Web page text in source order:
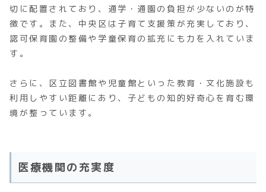
切に配置されており、通学・通園の負担が少ないのが特
徴です。また、中央区は子育て支援策が充実しており、
認可保育園の整備や学童保育の拡充にも力を入れていま
す。
さらに、区立図書館や児童館といった教育・文化施設も
利用しやすい距離にあり、子どもの知的好奇心を育む環
境が整っています。
医療機関の充実度